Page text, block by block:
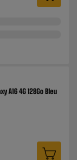
A16 4G 128Go Bleu